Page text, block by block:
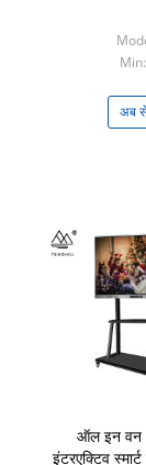
अब
ऑल इन वन
इंटरएक्टिव